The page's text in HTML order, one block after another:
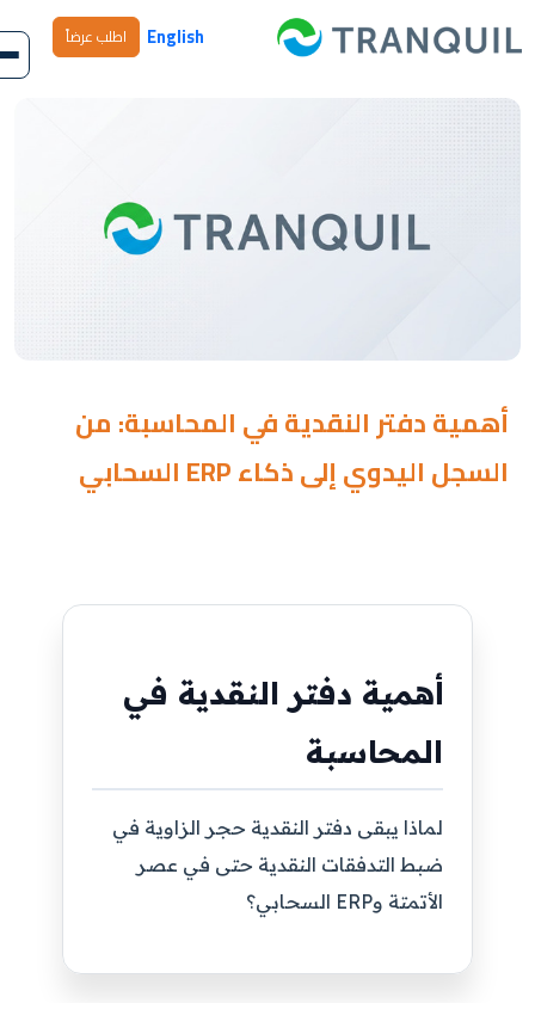
English اطلب عرضاً
أهمية دفتر النقدية في المحاسبة: من
السجل اليدوي إلى ذكاء ERP السحابي
أهمية دفتر النقدية في
المحاسبة
لماذا يبقى دفتر النقدية حجر الزاوية في
ضبط التدفقات النقدية حتى في عصر
الأتمتة وERP السحابي؟